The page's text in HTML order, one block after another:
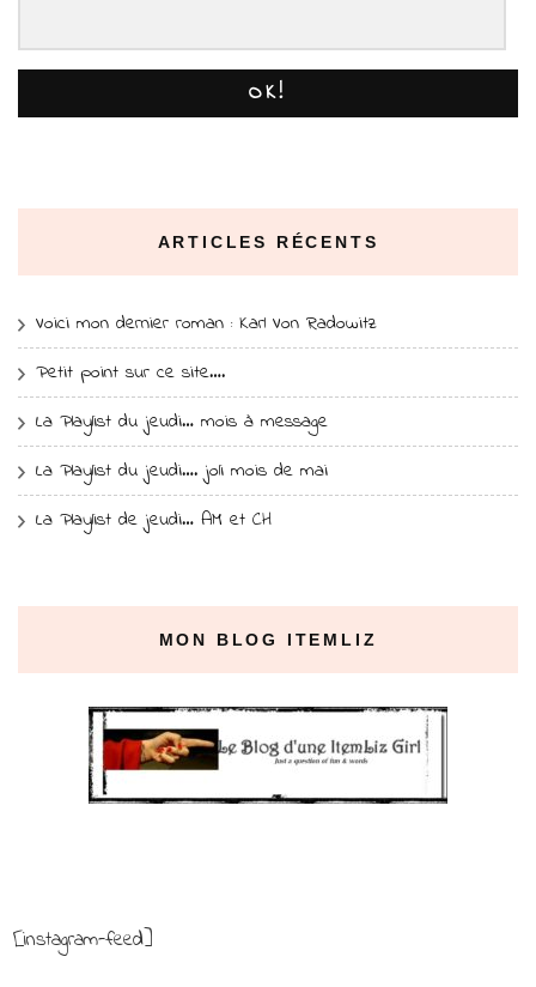
OK!
ARTICLES RÉCENTS
Voici mon dernier roman : Karl Von Radowitz
Petit point sur ce site….
La Playlist du jeudi… mois à message
La Playlist du jeudi…. joli mois de mai
La Playlist de jeudi… AM et CH
MON BLOG ITEMLIZ
[instagram-feed]